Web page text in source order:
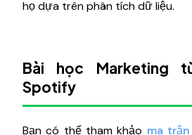
họ dựa trên phân tích dữ liệu.
Bài học Marketing
Spotify
Bạn có thể tham khảo ma trận